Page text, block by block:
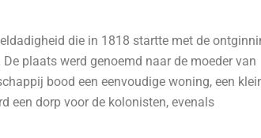
die in 1818 startte met de
plaats werd genoemd naar de moeder van
bood een eenvoudige woning, een
een dorp voor de kolonisten, evenals